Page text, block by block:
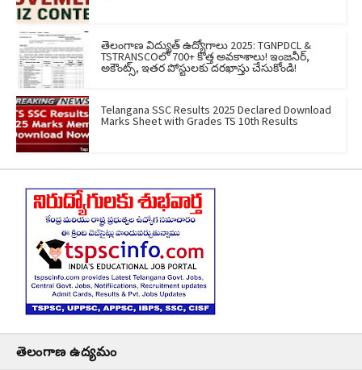
తెలంగాణ విద్యుత్ ఉద్యోగాలు 2025: TGNPDCL &
TSTRANSCOలో 700+ కొత్త అవకాశాలు! ఇంజనీర్,
అకౌంట్స్, ఇతర పోస్టులకు దరఖాస్తు చేసుకోండి!
Telangana SSC Results 2025 Declared Download
Marks Sheet with Grades TS 10th Results
తెలంగాణ ఉద్యమం